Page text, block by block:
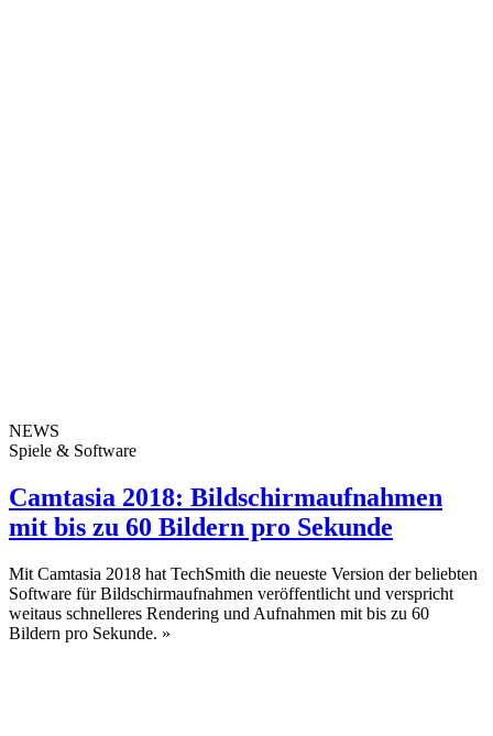
NEWS
Spiele & Software
Camtasia 2018: Bildschirmaufnahmen
mit bis zu 60 Bildern pro Sekunde
Mit Camtasia 2018 hat TechSmith die neueste Version der beliebten
Software für Bildschirmaufnahmen veröffentlicht und verspricht
weitaus schnelleres Rendering und Aufnahmen mit bis zu 60
Bildern pro Sekunde. »